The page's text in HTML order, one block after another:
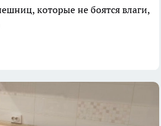
которые не боятся влаги,